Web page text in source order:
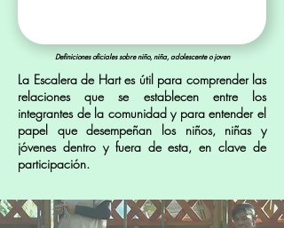
Definiciones oficiales sobre niño, niña, adolescente o joven
La Escalera de Hart es útil para comprender las
relaciones que se establecen entre los
integrantes de la comunidad y para entender el
papel que desempeñan los niños, niñas y
jóvenes dentro y fuera de esta, en clave de
participación.